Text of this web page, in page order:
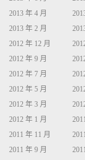
2013 年 4 月
2013 年 2 月
2012 年 12 月
2012 年 9 月
2012 年 7 月
2012 年 5 月
2012 年 3 月
2012 年 1 月
2011 年 11 月
2011 年 9 月